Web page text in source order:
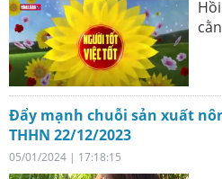
Đẩy mạnh chuỗi sản xuất
THHN 22/12/2023
05/01/2024 | 17:18:15